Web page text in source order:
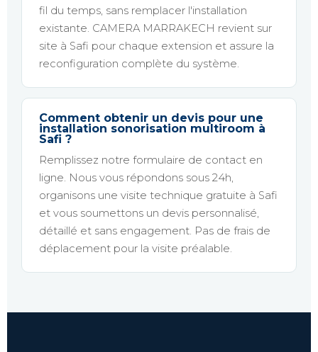
fil du temps, sans remplacer l'installation
existante. CAMERA MARRAKECH revient sur
site à Safi pour chaque extension et assure la
reconfiguration complète du système.
Comment obtenir un devis pour une
installation sonorisation multiroom à
Safi ?
Remplissez notre formulaire de contact en
ligne. Nous vous répondons sous 24h,
organisons une visite technique gratuite à Safi
et vous soumettons un devis personnalisé,
détaillé et sans engagement. Pas de frais de
déplacement pour la visite préalable.